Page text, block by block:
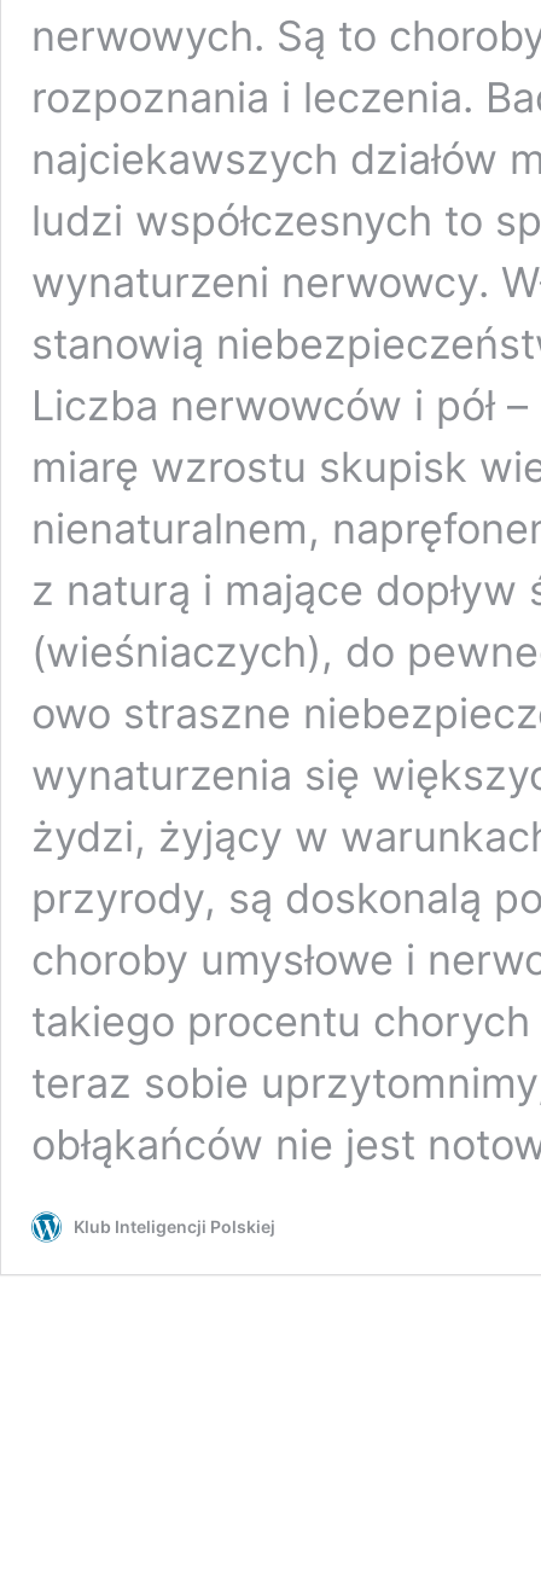
nerwowych. Są to
rozpoznania i leczenia.
najciekawszych działów
ludzi współczesnych to
wynaturzeni nerwowcy.
stanowią
Liczba nerwowców i pół
miarę wzrostu skupisk
nienaturalnem,
z naturą i mające
(wieśniaczych), do
owo straszne
wynaturzenia się
żydzi, żyjący w
przyrody, są doskonalą
choroby umysłowe i
takiego procentu chorych
teraz sobie
obłąkańców nie jest
Klub Inteligencji Polskiej